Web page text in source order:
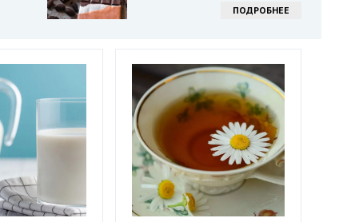
ПОДРОБНЕЕ